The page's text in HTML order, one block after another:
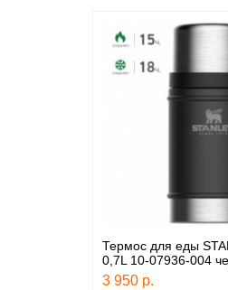
Термос для еды
0,7L 10-07936-004
3 950 р.